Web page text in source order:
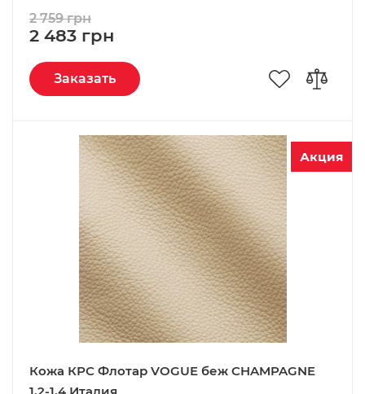
2 483 грн
2 759 грн
Заказать
Акция
Кожа КРС Флотар VOGUE беж CHAMPAGNE